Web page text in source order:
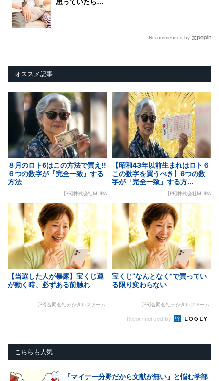
思っていたら…
Recommended by
オススメ記事
８月のロト6はこの方法で買え!!
６つの数字が『完全一致』する
方法
[PR]株式会社MURA
【昭和43年以前生まれはロト６
この数字を買うべき】6つの数
字が「完全一致」する方...
[PR]株式会社MURA
【当選した人が暴露】宝くじ運
が動く時、必ずある前触れ
[PR]合同会社デジタルファーム
宝くじ“なんとなく”で買ってい
る限り変わらない
[PR]合同会社デジタルファーム
Recommended by
こちらも人気
『マイナー分野だから文献が無い』と悩む学部